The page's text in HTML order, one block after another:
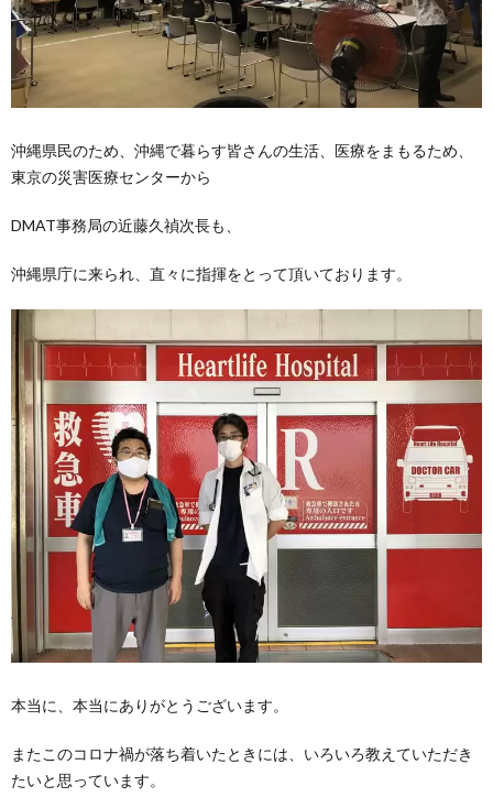
沖縄県民のため、沖縄で暮らす皆さんの生活、医療をまもるため、
東京の災害医療センターから
DMAT事務局の近藤久禎次長も、
沖縄県庁に来られ、直々に指揮をとって頂いております。
本当に、本当にありがとうございます。
またこのコロナ禍が落ち着いたときには、いろいろ教えていただき
たいと思っています。